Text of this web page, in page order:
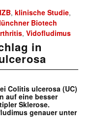
IZB, klinische Studie,
Biotech
, Vidofludimus
in
Colitis ulcerosa (UC)
auf eine besser
Sklerose.
genauer unter